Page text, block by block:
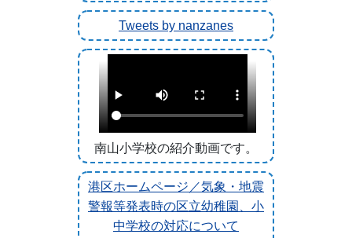
Tweets by nanzanes
南山小学校の紹介動画です。
港区ホームページ／気象・地震
警報等発表時の区立幼稚園、小
中学校の対応について